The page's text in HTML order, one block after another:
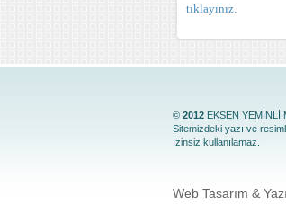
tıklayınız.
© 2012 EKSEN YEMİNLİ
Sitemizdeki yazı ve
İzinsiz kullanılamaz.
Web Tasarım &